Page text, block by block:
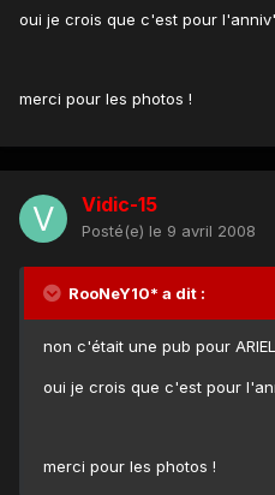
oui je crois que c'est pour
merci pour les photos !
Vidic-15
Posté(e) le 9 avril 2008
RooNeY10* a dit :
non c'était une pub pour ARIEL
oui je crois que c'est pour
merci pour les photos !